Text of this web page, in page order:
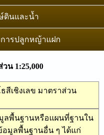
ฐมนตรี
องดิน
ดินและน้ำ
ารปลูกหญ้าแฝก
น 1:25,000
สีเชิงเลข มาตราส่วน
ลพื้นฐานหรือแผนที่ฐานใน
มูลพื้นฐานอื่น ๆ ได้แก่